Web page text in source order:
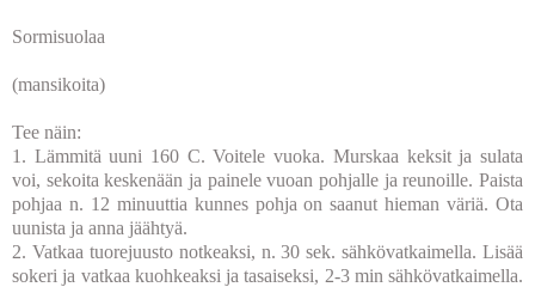
Sormisuolaa
(mansikoita)
Tee näin:
1. Lämmitä uuni 160 C. Voitele vuoka. Murskaa keksit ja sulata
voi, sekoita keskenään ja painele vuoan pohjalle ja reunoille. Paista
pohjaa n. 12 minuuttia kunnes pohja on saanut hieman väriä. Ota
uunista ja anna jäähtyä.
2. Vatkaa tuorejuusto notkeaksi, n. 30 sek. sähkövatkaimella. Lisää
sokeri ja vatkaa kuohkeaksi ja tasaiseksi, 2-3 min sähkövatkaimella.